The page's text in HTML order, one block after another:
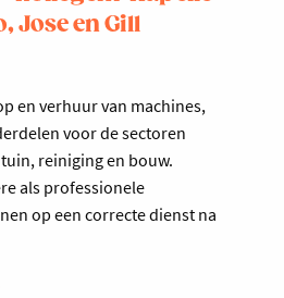
Jose en Gill
en verhuur van machines,
voor de sectoren
reiniging en bouw.
als professionele
op een correcte dienst na